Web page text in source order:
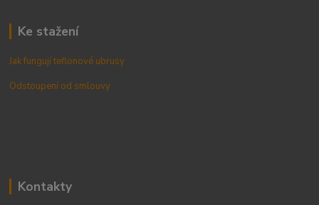
Ke stažení
Jak fungují teflonové ubrusy
Odstoupení od smlouvy
Kontakty